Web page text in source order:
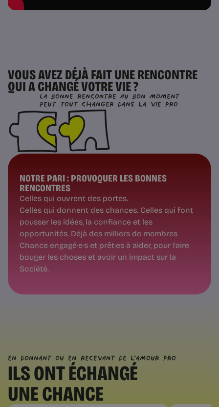
VOUS AVEZ DÉJÀ FAIT UNE RENCONTRE
QUI A CHANGÉ VOTRE VIE ?
La bonne rencontre au bon moment
peut tout changer dans la vie pro
NOTRE PARI : PROVOQUER LES BONNES
RENCONTRES
Celles qui ouvrent des portes.
Celles qui donnent des chances. Celles qui font
pousser les idées, la confiance et les
opportunités. Déjà des milliers de membres
Chance engagé·e·s et prêt·es à aider, pour faire
bouger les choses et avoir un impact sur la
Société.
en donnant ou en recevant de l’amour pro
ILS ONT ÉCHANGÉ
UNE CHANCE